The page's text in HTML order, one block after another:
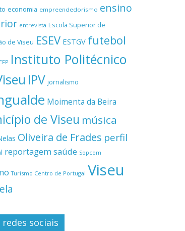
economia empreendedorismo ensino
entrevista Escola Superior de
de Viseu ESEV ESTGV futebol
Instituto Politécnico
IPV jornalismo
Moimenta da Beira
de Viseu música
Oliveira de Frades perfil
reportagemsaúde Sopcom
Turismo Centro de Portugal Viseu
redes sociais